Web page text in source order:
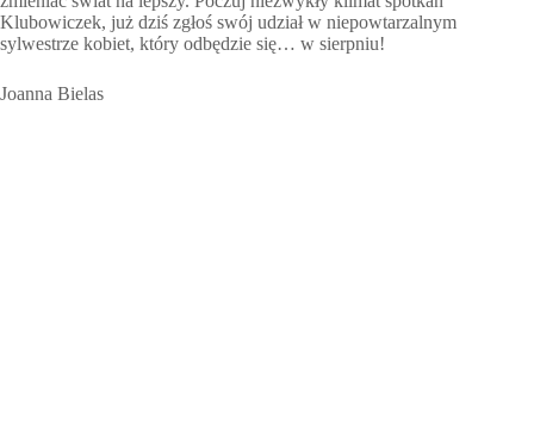
Klubowiczek, już dziś zgłoś swój udział w niepowtarzalnym
sylwestrze kobiet, który odbędzie się… w sierpniu!
Joanna Bielas